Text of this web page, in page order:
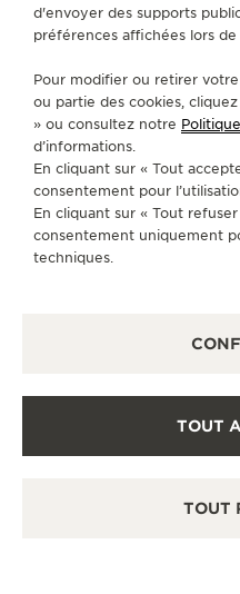
d'envoyer des supports
préférences affichées lors de
Pour modifier ou retirer
ou partie des cookies,
» ou consultez notre
d’informations.
En cliquant sur « Tout
consentement pour
En cliquant sur « Tout
consentement uniquement
techniques.
TOUT
TOUT